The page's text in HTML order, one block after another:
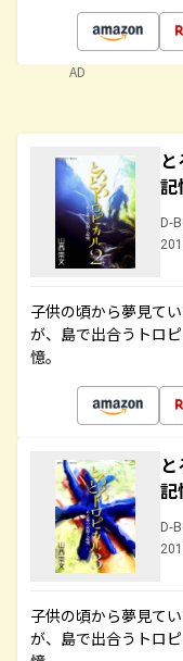
AD
D-
子供の頃から夢見て
が、島で出合うトロ
憶。
D-
子供の頃から夢見て
が、島で出合うトロ